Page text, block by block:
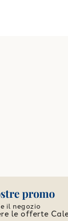
il negozio
promo
le offerte